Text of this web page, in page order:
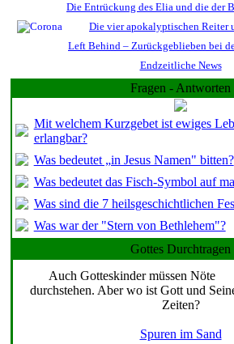
Die Entrückung des Elia und die der
Die vier apokalyptischen Reiter
Left Behind – Zurückgeblieben bei
Endzeitliche News
Fragen - Antworten
Mit welchem Kurzgebet ist ewiges
erlangbar?
Was bedeutet „in Jesus Namen" bitten?
Was bedeutet das Fisch-Symbol auf
Was sind die 7 heilsgeschichtlichen
Was war der "Stern von Bethlehem"?
Gottes Durchtragen
Auch Gotteskinder müssen Nöte
durchstehen. Aber wo ist Gott und
Zeiten?
Spuren im Sand